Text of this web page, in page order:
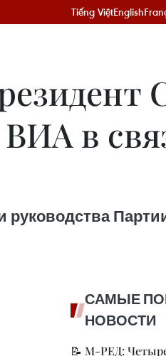
Tiếng ViệtEnglish
в
САМЫЕ
НОВОСТИ
📝 М-РЕД: